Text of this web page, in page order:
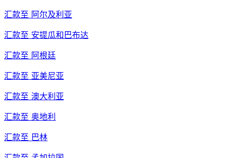
汇款至 阿尔及利亚
汇款至 安提瓜和巴布达
汇款至 阿根廷
汇款至 亚美尼亚
汇款至 澳大利亚
汇款至 奥地利
汇款至 巴林